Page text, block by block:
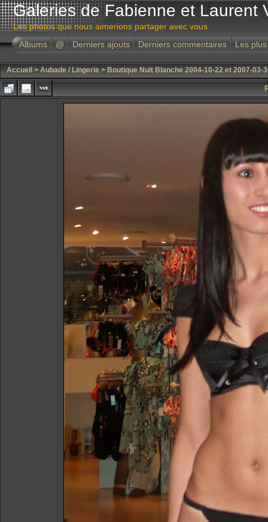
Galeries de Fabienne et Laurent
Les photos que nous aimerions partager avec vous
Albums
@ Derniers ajouts Derniers commentaires Les
Accueil > Aubade / Lingerie > Boutique Nuit Blanche 2004-10-22 et 2007-03-